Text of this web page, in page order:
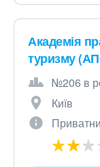
Академія
туризму
№206 в
Київ